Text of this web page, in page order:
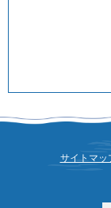
サイトマッ